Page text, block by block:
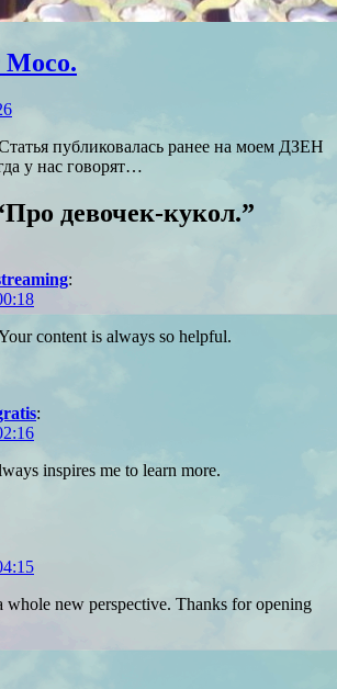
Мосо.
публиковалась ранее на моем ДЗЕН
у нас говорят…
Про девочек-кукол.”
:
content is always so helpful.
:
inspires me to learn more.
whole new perspective. Thanks for opening